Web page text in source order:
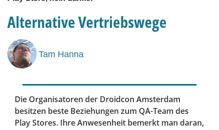
Alternative Vertriebswege
Tam Hanna
Die Organisatoren der Droidcon Amsterdam
besitzen beste Beziehungen zum QA-Team des
Play Stores. Ihre Anwesenheit bemerkt man daran,